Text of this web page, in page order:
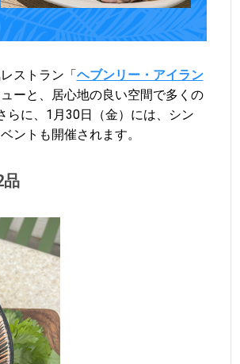
ストラン「ヘブンリー・アイラン
ーと、居心地の良い空間で多くの
らに、1月30日（金）には、シン
ントも開催されます。
品